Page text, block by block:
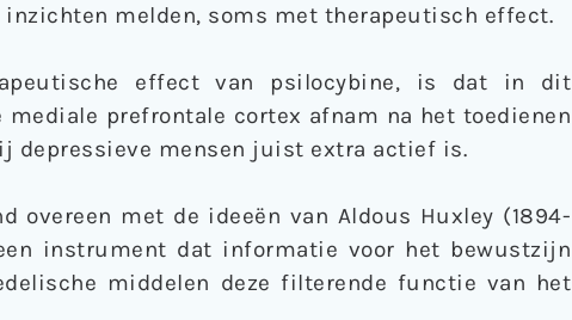
inzichten melden, soms met therapeutisch effect.
effect van psilocybine, is dat in dit
prefrontale cortex afnam na het toedienen
depressieve mensen juist extra actief is.
overeen met de ideeën van Aldous Huxley (1894-
instrument dat informatie voor het bewustzijn
middelen deze filterende functie van het